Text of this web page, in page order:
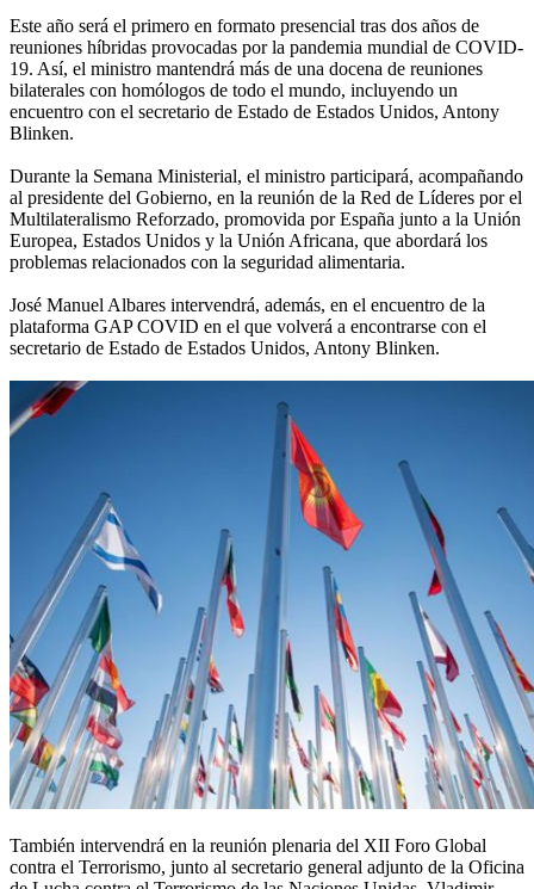
Este año será el primero en formato presencial tras dos años de
reuniones híbridas provocadas por la pandemia mundial de COVID-
19. Así, el ministro mantendrá más de una docena de reuniones
bilaterales con homólogos de todo el mundo, incluyendo un
encuentro con el secretario de Estado de Estados Unidos, Antony
Blinken.
Durante la Semana Ministerial, el ministro participará, acompañando
al presidente del Gobierno, en la reunión de la Red de Líderes por el
Multilateralismo Reforzado, promovida por España junto a la Unión
Europea, Estados Unidos y la Unión Africana, que abordará los
problemas relacionados con la seguridad alimentaria.
José Manuel Albares intervendrá, además, en el encuentro de la
plataforma GAP COVID en el que volverá a encontrarse con el
secretario de Estado de Estados Unidos, Antony Blinken.
También intervendrá en la reunión plenaria del XII Foro Global
contra el Terrorismo, junto al secretario general adjunto de la Oficina